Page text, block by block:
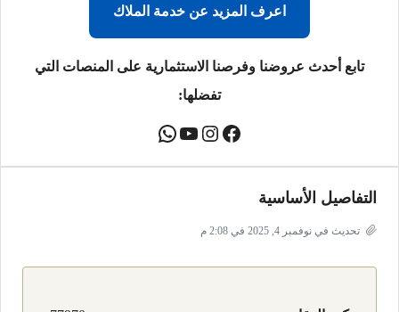
اعرف المزيد عن خدمة الملاك
تابع أحدث عروضنا وفرصنا الاستثمارية على المنصات التي
تفضلها:
التفاصيل الأساسية
تحديث في نوفمبر 4, 2025 في 2:08 م